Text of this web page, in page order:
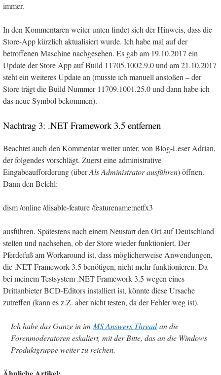
immer.
In den Kommentaren weiter unten findet sich der Hinweis, dass die
Store-App kürzlich aktualisiert wurde. Ich habe mal auf der
betroffenen Maschine nachgesehen. Es gab am 19.10.2017 ein
Update der Store App auf Build 11705.1002.9.0 und am 21.10.2017
steht ein weiteres Update an (musste ich manuell anstoßen – der
Store trägt die Build Nummer 11709.1001.25.0 und dann habe ich
das neue Symbol bekommen).
Nachtrag 3: .NET Framework 3.5 entfernen
Beachtet auch den Kommentar weiter unter, von Blog-Leser Adrian,
der folgendes vorschlägt. Zuerst eine administrative
Eingabeaufforderung (überAls Administrator ausführen) öffnen.
Dann den Befehl:
dism /online /disable-feature /featurename:netfx3
ausführen. Spätestens nach einem Neustart den Ort auf Deutschland
stellen und nachsehen, ob der Store wieder funktioniert. Der
Pferdefuß am Workaround ist, dass möglicherweise Anwendungen,
die .NET Framework 3.5 benötigen, nicht mehr funktionieren. Da
bei meinem Testsystem .NET Framework 3.5 wegen eines
Drittanbieter BCD-Editors installiert ist, könnte diese Ursache
zutreffen (kann es z.Z. aber nicht testen, da der Fehler weg ist).
Ich habe das Ganze in imMS Answers Threadan die
Forenmoderatoren eskaliert, mit der Bitte, das an die Windows
Produktgruppe weiter zu reichen.